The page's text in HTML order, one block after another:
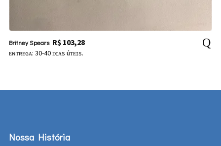
Britney Spears R$103,28
ᴇɴᴛʀᴇɢᴀ: 30-40 ᴅɪᴀs úᴛᴇɪs.
Nossa História